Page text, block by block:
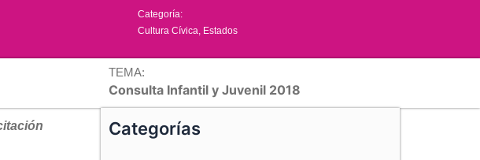
Categoría:
Cultura Cívica Estados
TEMA:
Consulta Infantil y Juvenil 2018
Categorías